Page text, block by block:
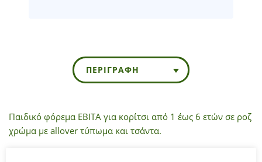
ΠΕΡΙΓΡΑΦΉ
Παιδικό φόρεμα ΕΒΙΤΑ για κορίτσι από 1 έως 6 ετών σε ροζ
χρώμα με allover τύπωμα και τσάντα.